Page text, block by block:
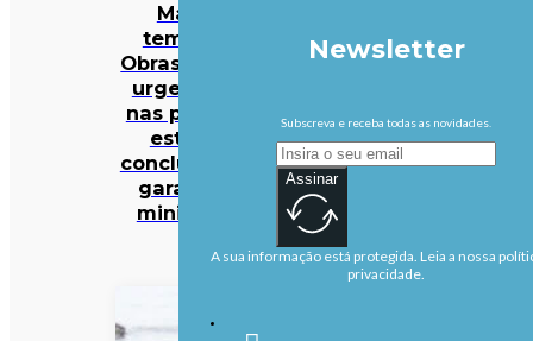
Mau
tempo:
Obras mais
urgentes
nas praias
estão
concluídas,
garante
ministra
Newsletter
Subscreva e receba todas as novidades.
Assinar
A sua informação está protegida. Leia a nossa
privacidade.